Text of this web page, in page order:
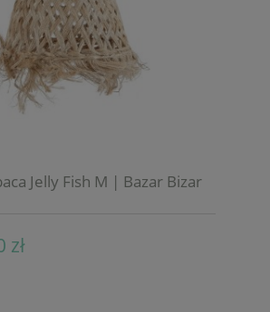
Jelly Fish M | Bazar Bizar
zł